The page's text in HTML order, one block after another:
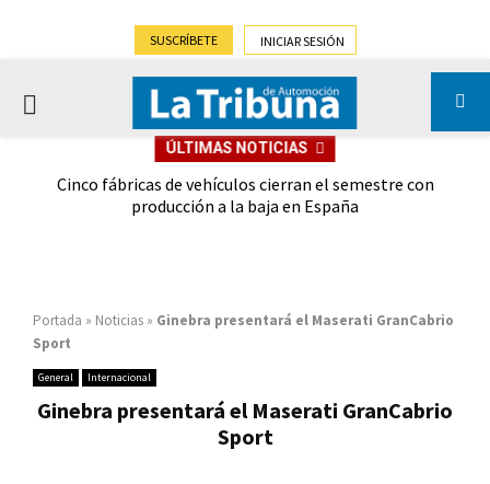
SUSCRÍBETE INICIAR SESIÓN
PRIMARY
ÚLTIMAS NOTICIAS
Cinco fábricas de vehículos cierran el semestre con
producción a la baja en España
Portada » Noticias » Ginebra presentará el Maserati GranCabrio
Sport
General Internacional
Ginebra presentará el Maserati GranCabrio
Sport